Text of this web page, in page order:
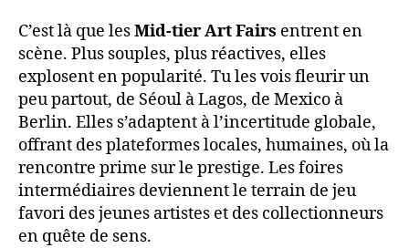
C’est là que lesMid-tier Art Fairs entrent en
scène. Plus souples, plus réactives, elles
explosent en popularité. Tu les vois fleurir un
peu partout, de Séoul à Lagos, de Mexico à
Berlin. Elles s’adaptent à l’incertitude globale,
offrant des plateformes locales, humaines, où la
rencontre prime sur le prestige. Les foires
intermédiaires deviennent le terrain de jeu
favori des jeunes artistes et des collectionneurs
en quête de sens.